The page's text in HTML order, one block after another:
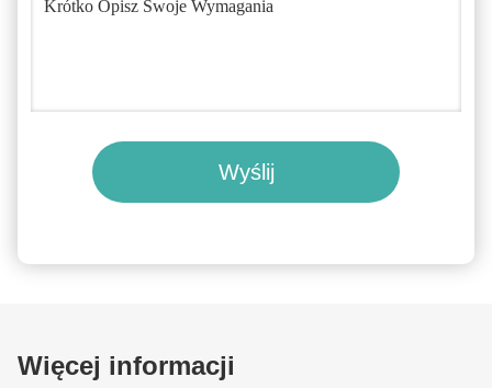
Wyślij
Więcej informacji